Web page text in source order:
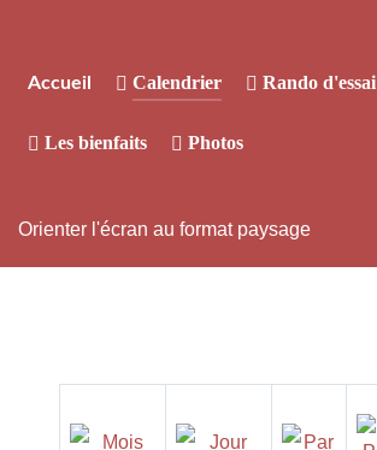
Accueil Calendrier Rando d'essai
Les bienfaits Photos
Orienter l'écran au format paysage